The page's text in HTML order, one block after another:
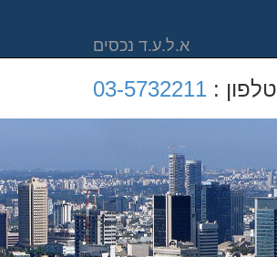
א.ל.ע.ד נכסים
טלפון : 03-5732211